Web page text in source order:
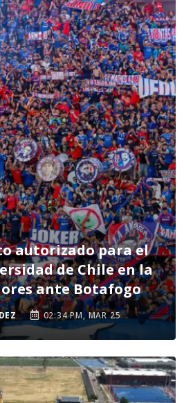
autorizado para el
de Chile en la
ante Botafogo
02:34 PM, MAR 25